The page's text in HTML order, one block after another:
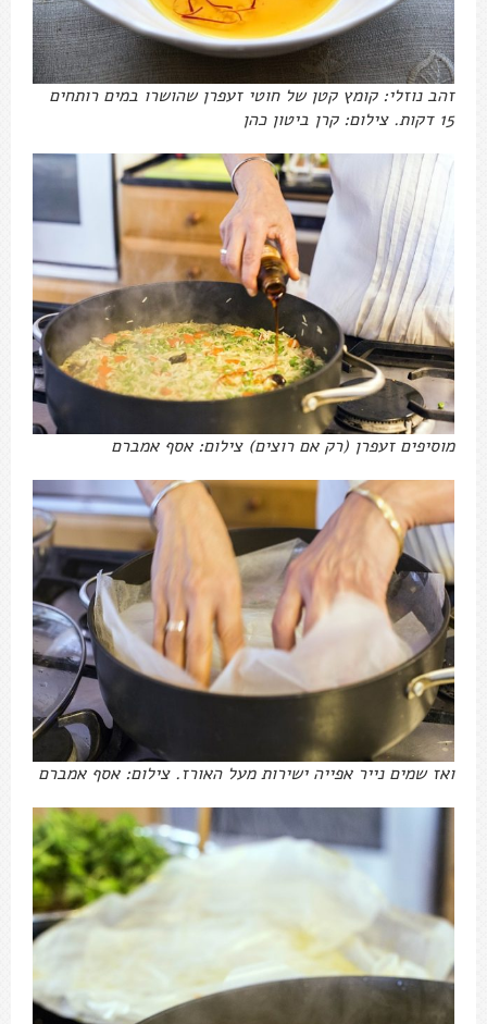
זהב נוזלי: קומץ קטן של חוטי זעפרן שהושרו במים רותחים
15 דקות. צילום: קרן ביטון כהן
מוסיפים זעפרן (רק אם רוצים) צילום: אסף אמברם
ואז שמים נייר אפייה ישירות מעל האורז. צילום: אסף אמברם